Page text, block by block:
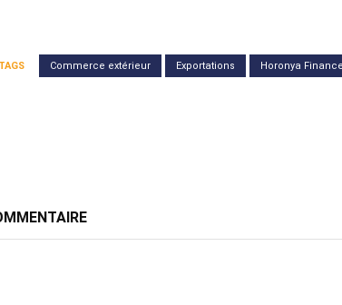
TAGS Commerce extérieur Exportations Horonya Finance